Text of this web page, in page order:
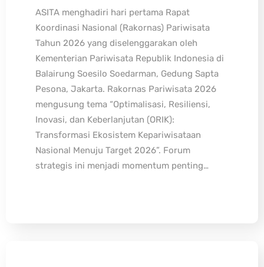
ASITA menghadiri hari pertama Rapat
Koordinasi Nasional (Rakornas) Pariwisata
Tahun 2026 yang diselenggarakan oleh
Kementerian Pariwisata Republik Indonesia di
Balairung Soesilo Soedarman, Gedung Sapta
Pesona, Jakarta. Rakornas Pariwisata 2026
mengusung tema “Optimalisasi, Resiliensi,
Inovasi, dan Keberlanjutan (ORIK):
Transformasi Ekosistem Kepariwisataan
Nasional Menuju Target 2026”. Forum
strategis ini menjadi momentum penting…